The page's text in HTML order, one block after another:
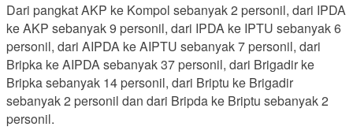
Dari pangkat AKP ke Kompol sebanyak 2 personil, dari IPDA
ke AKP sebanyak 9 personil, dari IPDA ke IPTU sebanyak 6
personil, dari AIPDA ke AIPTU sebanyak 7 personil, dari
Bripka ke AIPDA sebanyak 37 personil, dari Brigadir ke
Bripka sebanyak 14 personil, dari Briptu ke Brigadir
sebanyak 2 personil dan dari Bripda ke Briptu sebanyak 2
personil.